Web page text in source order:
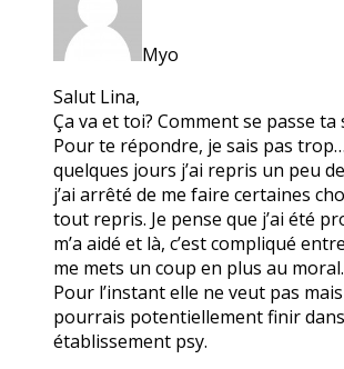
Myo
Salut Lina,
Ça va et toi? Comment se passe ta
Pour te répondre, je sais pas
quelques jours j’ai repris un peu
j’ai arrêté de me faire certaines
tout repris. Je pense que j’ai été
m’a aidé et là, c’est compliqué
me mets un coup en plus au moral.
Pour l’instant elle ne veut pas
pourrais potentiellement finir
établissement psy.